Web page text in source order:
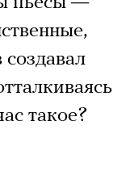
такое?